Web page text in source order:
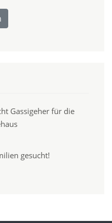
Gassigeher für die
gesucht!